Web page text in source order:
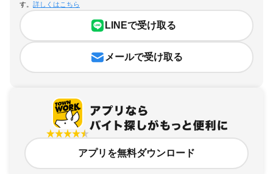
す。 詳しくはこちら
LINEで受け取る
メールで受け取る
アプリを無料ダウンロード